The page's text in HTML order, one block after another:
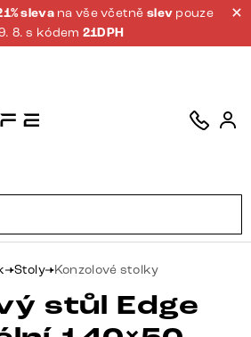
sleva na vše včetněslev pouze
8. s kódem 21DPH
Stoly Konzolové stolky
stůl Edge